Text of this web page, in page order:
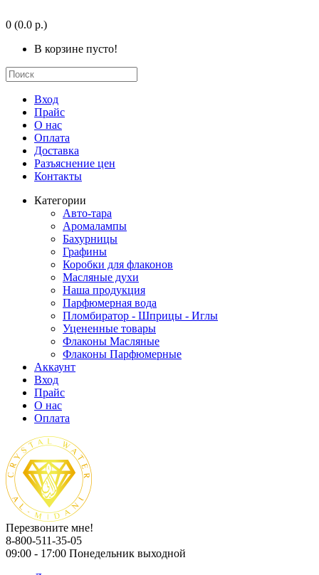
0 (0.0 р.)
В корзине пусто!
Вход
Прайс
О нас
Оплата
Доставка
Разъяснение цен
Контакты
Категории
Авто-тара
Аромалампы
Бахурницы
Графины
Коробки для флаконов
Масляные духи
Наша продукция
Парфюмерная вода
Пломбиратор - Шприцы - Иглы
Уцененные товары
Флаконы Масляные
Флаконы Парфюмерные
Аккаунт
Вход
Прайс
О нас
Оплата
Перезвоните мне!
8-800-511-35-05
09:00 - 17:00 Понедельник выходной